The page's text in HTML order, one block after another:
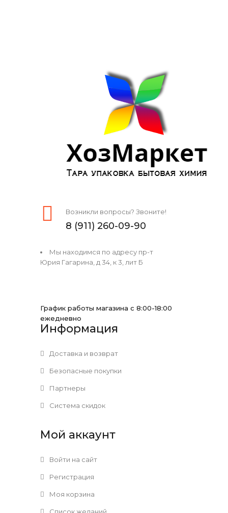
Возникли вопросы? Звоните!
8 (911) 260-09-90
Мы находимся по адресу пр-т
Юрия Гагарина, д 34, к 3, лит Б
График работы магазина с 8:00-18:00
ежедневно
Информация
Доставка и возврат
Безопасные покупки
Партнеры
Система скидок
Мой аккаунт
Войти на сайт
Регистрация
Моя корзина